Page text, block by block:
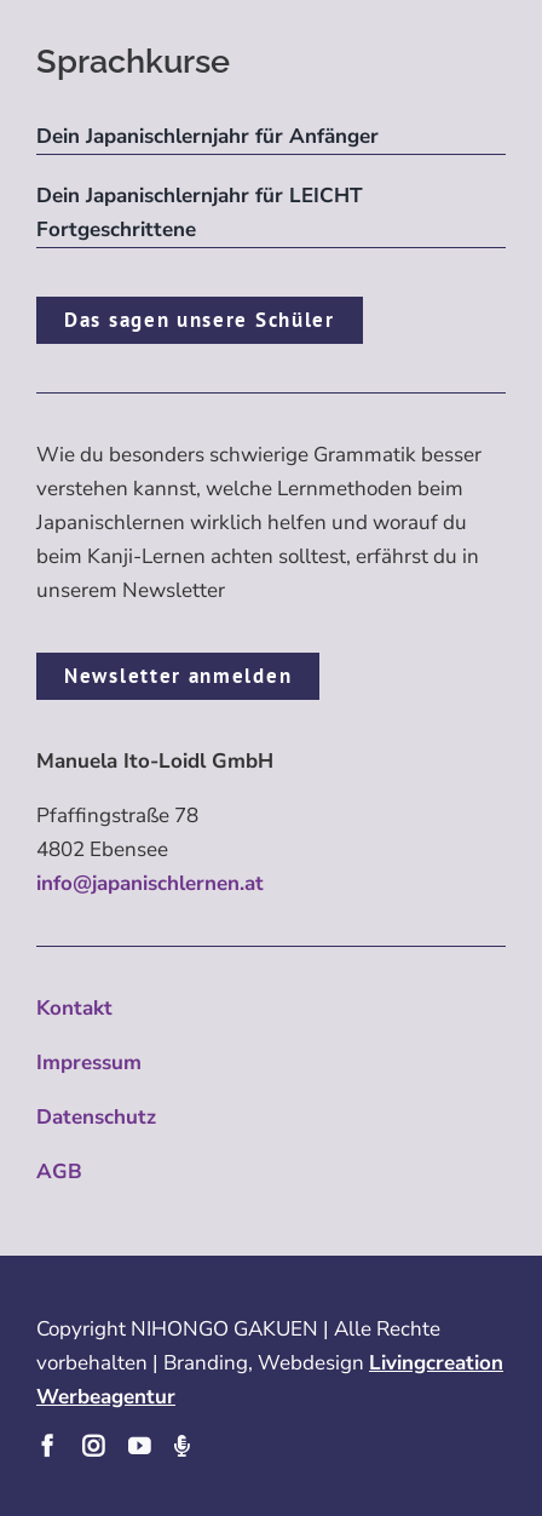
Sprachkurse
Dein Japanischlernjahr für Anfänger
Dein Japanischlernjahr für LEICHT
Fortgeschrittene
Das sagen unsere Schüler
Wie du besonders schwierige Grammatik besser
verstehen kannst, welche Lernmethoden beim
Japanischlernen wirklich helfen und worauf du
beim Kanji-Lernen achten solltest, erfährst du in
unserem Newsletter
Newsletter anmelden
Manuela Ito-Loidl GmbH
Pfaffingstraße 78
4802 Ebensee
info@japanischlernen.at
Kontakt
Impressum
Datenschutz
AGB
Copyright NIHONGO GAKUEN | Alle Rechte
vorbehalten | Branding, Webdesign Livingcreation
Werbeagentur